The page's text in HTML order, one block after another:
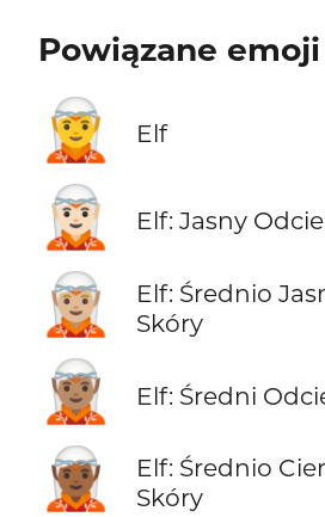
Powiązane emoji
🧝 Elf
🧝🏻 Elf: Jasny
🧝🏼
Elf: Średnio
Skóry
🧝🏽 Elf: Średni
🧝🏾
Elf: Średnio
Skóry